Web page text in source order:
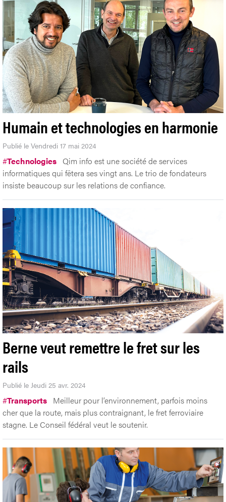
Humain et technologies en harmonie
Publié le Vendredi 17 mai 2024
#Technologies Qim info est une société de services
informatiques qui fêtera ses vingt ans. Le trio de fondateurs
insiste beaucoup sur les relations de confiance.
Berne veut remettre le fret sur les
rails
Publié le Jeudi 25 avr. 2024
#Transports Meilleur pour l’environnement, parfois moins
cher que la route, mais plus contraignant, le fret ferroviaire
stagne. Le Conseil fédéral veut le soutenir.